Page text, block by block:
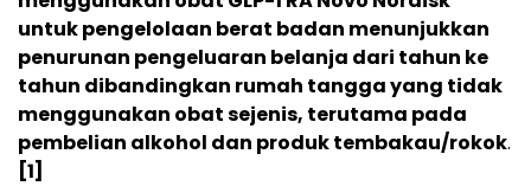
untuk pengelolaan berat badan menunjukkan
penurunan pengeluaran belanja dari tahun ke
tahun dibandingkan rumah tangga yang tidak
menggunakan obat sejenis, terutama pada
pembelian alkohol dan produk tembakau/rokok.
[1]